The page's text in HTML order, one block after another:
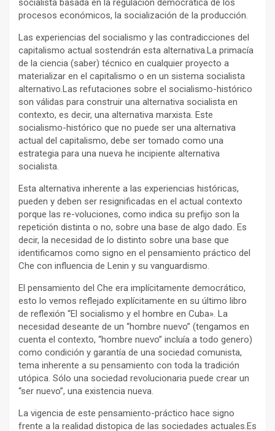
socialista basada en la regulación democrática de los
procesos económicos, la socialización de la producción.
Las experiencias del socialismo y las contradicciones del
capitalismo actual sostendrán esta alternativa.La primacía
de la ciencia (saber) técnico en cualquier proyecto a
materializar en el capitalismo o en un sistema socialista
alternativo.Las refutaciones sobre el socialismo-histórico
son válidas para construir una alternativa socialista en
contexto, es decir, una alternativa marxista. Este
socialismo-histórico que no puede ser una alternativa
actual del capitalismo, debe ser tomado como una
estrategia para una nueva he incipiente alternativa
socialista.
Esta alternativa inherente a las experiencias históricas,
pueden y deben ser resignificadas en el actual contexto
porque las re-voluciones, como indica su prefijo son la
repetición distinta o no, sobre una base de algo dado. Es
decir, la necesidad de lo distinto sobre una base que
identificamos como signo en el pensamiento práctico del
Che con influencia de Lenin y su vanguardismo.
El pensamiento del Che era implícitamente democrático,
esto lo vemos reflejado explícitamente en su último libro
de reflexión “El socialismo y el hombre en Cuba». La
necesidad deseante de un “hombre nuevo” (tengamos en
cuenta el contexto, “hombre nuevo” incluía a todo genero)
como condición y garantía de una sociedad comunista,
tema inherente a su pensamiento con toda la tradición
utópica. Sólo una sociedad revolucionaria puede crear un
“ser nuevo”, una existencia nueva.
La vigencia de este pensamiento-práctico hace signo
frente a la realidad distopica de las sociedades actuales.Es